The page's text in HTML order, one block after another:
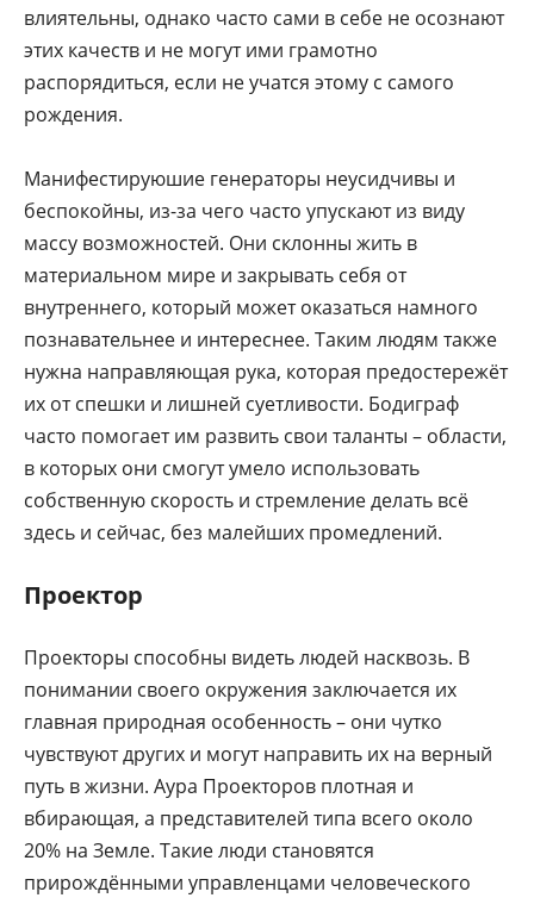
влиятельны, однако часто сами в себе не осознают
этих качеств и не могут ими грамотно
распорядиться, если не учатся этому с самого
рождения.
Манифестируюшие генераторы неусидчивы и
беспокойны, из-за чего часто упускают из виду
массу возможностей. Они склонны жить в
материальном мире и закрывать себя от
внутреннего, который может оказаться намного
познавательнее и интереснее. Таким людям также
нужна направляющая рука, которая предостережёт
их от спешки и лишней суетливости. Бодиграф
часто помогает им развить свои таланты – области,
в которых они смогут умело использовать
собственную скорость и стремление делать всё
здесь и сейчас, без малейших промедлений.
Проектор
Проекторы способны видеть людей насквозь. В
понимании своего окружения заключается их
главная природная особенность – они чутко
чувствуют других и могут направить их на верный
путь в жизни. Аура Проекторов плотная и
вбирающая, а представителей типа всего около
20% на Земле. Такие люди становятся
прирождёнными управленцами человеческого